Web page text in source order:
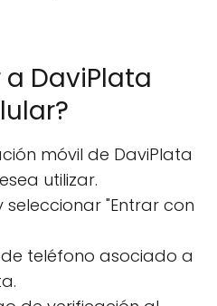
DaviPlata
móvil de DaviPlata
utilizar.
"Entrar con
teléfono asociado a